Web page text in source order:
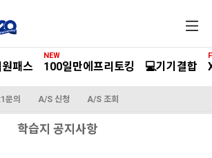
메
패스 100일만에프리토킹
NEW
💻기기결합
문의 A/S 신청 A/S 조회
학습지 공지사항